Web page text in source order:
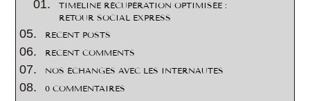
TIMELINE RÉCUPÉRATION OPTIMISÉE :
RETOUR SOCIAL EXPRESS
RECENT POSTS
RECENT COMMENTS
NOS ÉCHANGES AVEC LES INTERNAUTES
0 COMMENTAIRES